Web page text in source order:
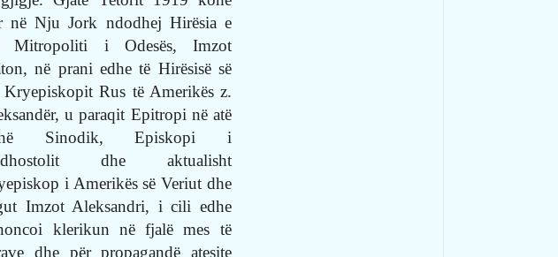
në Nju Jork ndodhej Hirësia e
Mitropoliti i Odesës, Imzot
në prani edhe të Hirësisë së
Rus të Amerikës z.
u paraqit Epitropi në atë
Sinodik, Episkopi i
dhe aktualisht
i Amerikës së Veriut dhe
Imzot Aleksandri, i cili edhe
klerikun në fjalë mes të
dhe për propagandë atesite